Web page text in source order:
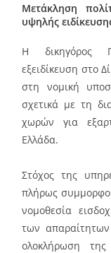
Μετάκληση
υψηλής
Η δικηγόρος
εξειδίκευση στο
στη νομική
σχετικά με τη
χωρών για
Ελλάδα.
Στόχος της
πλήρως
νομοθεσία
των
ολοκλήρωση